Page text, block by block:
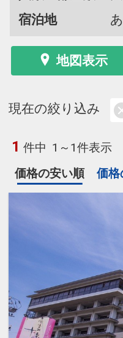
宿泊地
地図表示
現在の絞り込み
1 件中 1～1件表示
価格の安い順
価格